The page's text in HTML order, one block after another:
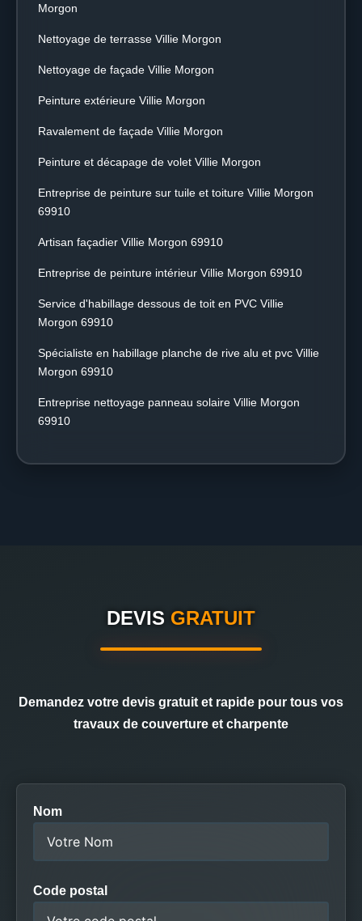
Morgon
Nettoyage de terrasse Villie Morgon
Nettoyage de façade Villie Morgon
Peinture extérieure Villie Morgon
Ravalement de façade Villie Morgon
Peinture et décapage de volet Villie Morgon
Entreprise de peinture sur tuile et toiture Villie Morgon
69910
Artisan façadier Villie Morgon 69910
Entreprise de peinture intérieur Villie Morgon 69910
Service d'habillage dessous de toit en PVC Villie
Morgon 69910
Spécialiste en habillage planche de rive alu et pvc Villie
Morgon 69910
Entreprise nettoyage panneau solaire Villie Morgon
69910
DEVIS GRATUIT
Demandez votre devis gratuit et rapide pour tous vos
travaux de couverture et charpente
Nom
Code postal